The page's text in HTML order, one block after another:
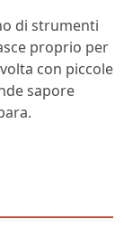
di strumenti
proprio per
con piccole
sapore